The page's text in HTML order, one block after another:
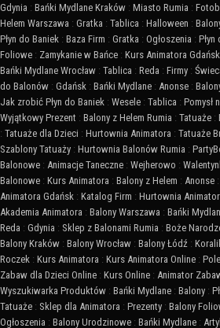
Gdynia : Bańki Mydlane Kraków : Miasto Rumia :
Helem Warszawa : Gratka : Tablica : Halloween :
Płyn do Baniek : Baza Firm : Gratka : Ogłoszenia :
Foliowe : Zamykanie w Bańce : Kurs Animatora Gdańsk
Bańki Mydlane Wrocław : Tablica : Reda : Firmy :
do Balonów : Gdańsk : Bańki Mydlane : Anonse :
Jak zrobić Płyn do Baniek : Wesele : Tablica : Pomysł
Wyjątkowy Prezent : Balony z Helem Rumia : Tatuaże :
: Tatuaże dla Dzieci : Hurtownia Animatora : Tatuaże
Szablony Tatuaży : Hurtownia Balonów Rumia :
Balonowe : Animacje Taneczne : Wejherowo :
Balonowe : Kurs Animatora : Balony z Helem : Anonse :
Animatora Gdańsk : Katalog Firm : Hurtownia
Akademia Animatora : Balony Warszawa : Bańki
Reda : Gdynia : Sklep z Balonami Rumia : Boże
Balony Kraków : Balony Wrocław : Balony Łódź :
Roczek : Kurs Animatora : Kurs Animatora Online :
Zabaw dla Dzieci Online : Kurs Online : Animator
Wyszukiwarka Produktów : Bańki Mydlane : Balony :
Tatuaże : Sklep dla Animatora : Prezenty : Balony
Ogłoszenia : Balony Urodzinowe : Bańki Mydlane :